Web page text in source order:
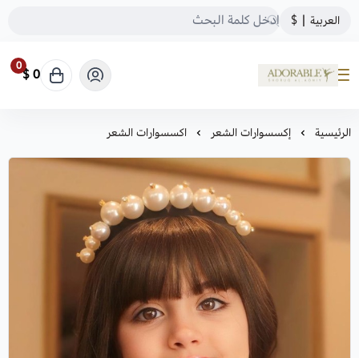
العربية |
$
ADORABLE
0 0 $
الرئيسية إكسسوارات الشعر اكسسوارات الشعر